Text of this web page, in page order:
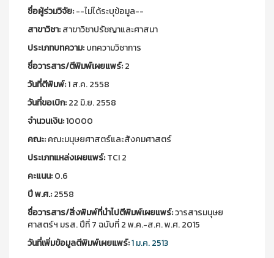
ชื่อผู้ร่วมวิจัย:--ไม่ได้ระบุข้อมูล--
สาขาวิชา:สาขาวิชาปรัชญาและศาสนา
ประเภทบทความ:บทความวิชาการ
ชื่อวารสาร/ตีพิมพ์เผยแพร์:2
วันที่ตีพิมพ์:1 ส.ค. 2558
วันที่ขอเบิก:22 มิ.ย. 2558
จำนวนเงิน:10000
คณะ:คณะมนุษยศาสตร์และสังคมศาสตร์
ประเภทแหล่งเผยแพร์:TCI 2
คะแนน:0.6
ปี พ.ศ.:2558
ชื่อวารสาร/สิ่งพิมพ์ที่นำไปตีพิมพ์เผยแพร์:วารสารมนุษย
ศาสตร์ฯ มรส. ปีที่ 7 ฉบับที่ 2 พ.ค.-ส.ค. พ.ศ. 2015
วันที่เพิ่มข้อมูลตีพิมพ์เผยแพร์:1 ม.ค. 2513